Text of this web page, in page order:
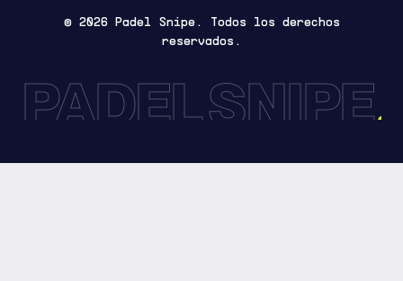
© 2026 Padel Snipe. Todos los derechos
reservados.
PADEL SNIPE